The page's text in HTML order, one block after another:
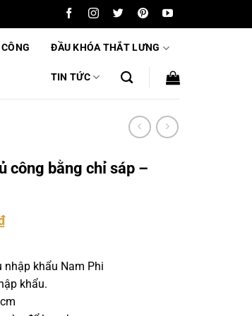
ĐẦU KHÓA THẮT LƯNG
TIN TỨC
công bằng chỉ sáp –
khẩu Nam Phi
khẩu.